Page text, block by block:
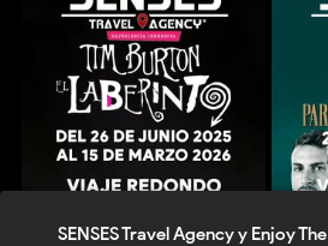
SENSES Travel Agency y Enjoy The